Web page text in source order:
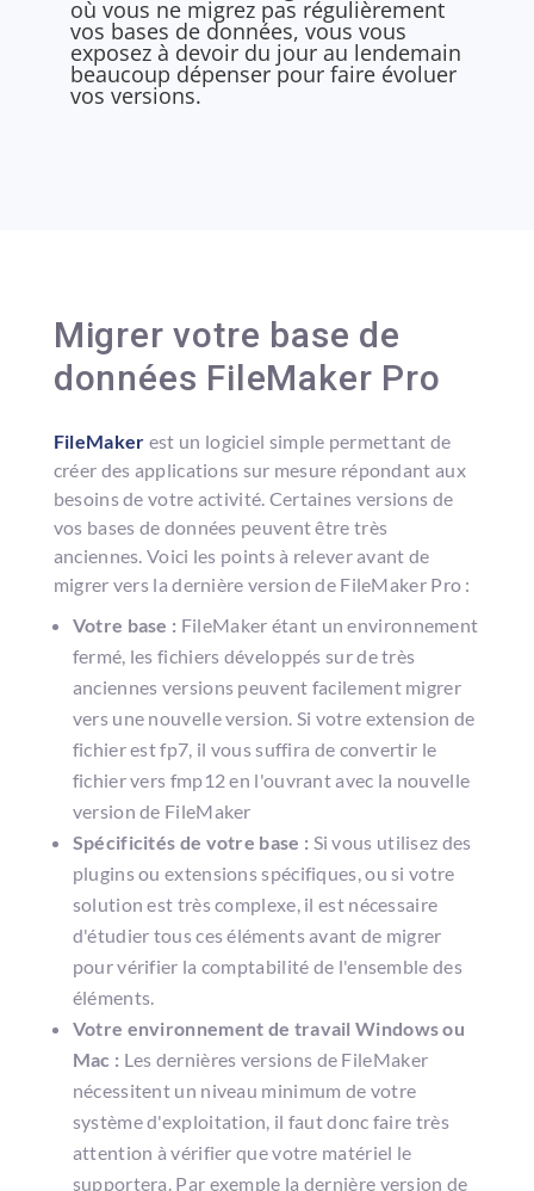
où vous ne migrez pas régulièrement
vos bases de données, vous vous
exposez à devoir du jour au lendemain
beaucoup dépenser pour faire évoluer
vos versions.
Migrer votre base de
données FileMaker Pro
FileMaker est un logiciel simple permettant de
créer des applications sur mesure répondant aux
besoins de votre activité. Certaines versions de
vos bases de données peuvent être très
anciennes. Voici les points à relever avant de
migrer vers la dernière version de FileMaker Pro :
Votre base : FileMaker étant un environnement
fermé, les fichiers développés sur de très
anciennes versions peuvent facilement migrer
vers une nouvelle version. Si votre extension de
fichier est fp7, il vous suffira de convertir le
fichier vers fmp12 en l'ouvrant avec la nouvelle
version de FileMaker
Spécificités de votre base : Si vous utilisez des
plugins ou extensions spécifiques, ou si votre
solution est très complexe, il est nécessaire
d'étudier tous ces éléments avant de migrer
pour vérifier la comptabilité de l'ensemble des
éléments.
Votre environnement de travail Windows ou
Mac : Les dernières versions de FileMaker
nécessitent un niveau minimum de votre
système d'exploitation, il faut donc faire très
attention à vérifier que votre matériel le
supportera. Par exemple la dernière version de